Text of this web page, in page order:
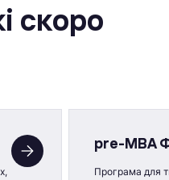
скоро
pre-MBA
Програма для